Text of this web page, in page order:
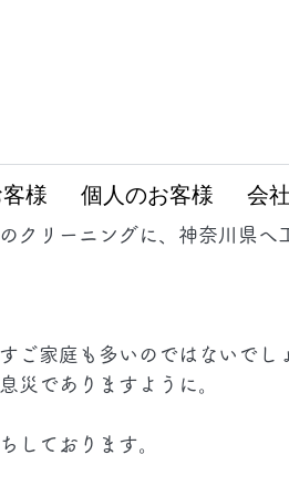
様 個人のお客様 会
クリーニングに、神奈川県へ
ご家庭も多いのではないでし
災でありますように。
しております。